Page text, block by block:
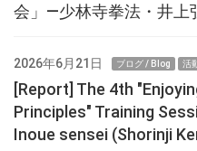
会」—少林寺拳法・井上
2026年6月21日 ブログ / Blog 活
[Report] The 4th
Principles" Training
Inoue sensei (Shorinji